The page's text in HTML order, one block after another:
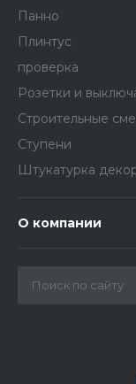
Панно
Плинтус
проверка
Розетки и
Строительные
Ступени
Штукатурка
О компании